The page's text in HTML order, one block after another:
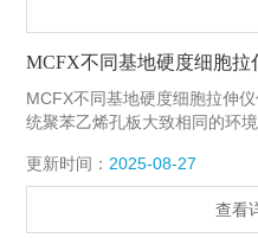
MCFX不同基地硬度细胞拉
MCFX不同基地硬度细胞拉伸
统聚苯乙烯孔板大致相同的环
变形。孔底具有与玻璃盖玻片
胞的高倍率成像。孔板可以灭
中进行长期细胞培养。由于其
更新时间： 2025-08-27
查看